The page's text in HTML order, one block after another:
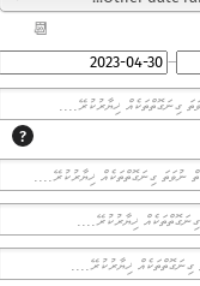
📆
–
?